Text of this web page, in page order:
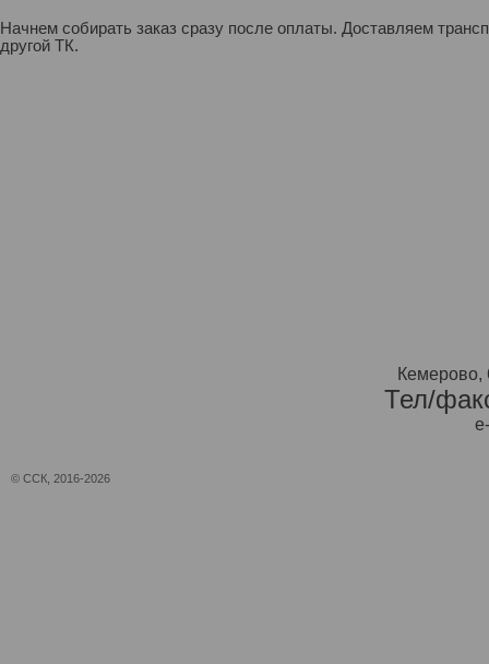
Начнем собирать заказ сразу после оплаты. Доставляем
другой ТК.
Кемерово,
Тел/
© ССК, 2016-2026